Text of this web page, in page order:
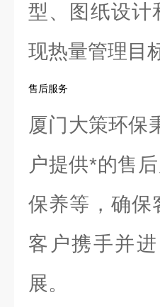
型、图纸设计
现热量管理目
售后服务
厦门大策环保
户提供*的售
保养等，确保
客户携手并
展。